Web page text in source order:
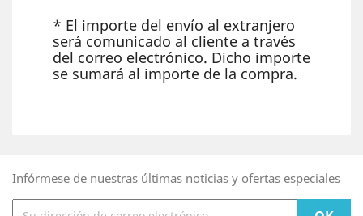
* El importe del envío al extranjero
será comunicado al cliente a través
del correo electrónico. Dicho importe
se sumará al importe de la compra.
Infórmese de nuestras últimas noticias y ofertas especiales